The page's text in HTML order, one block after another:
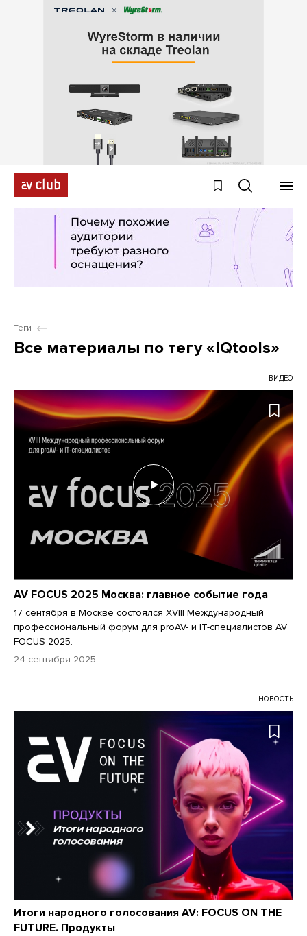
Теги
Все материалы по тегу «IQtools»
ВИДЕО
AV FOCUS 2025 Москва: главное событие года
17 сентября в Москве состоялся XVIII Международный
профессиональный форум для proAV- и IT-специалистов AV
FOCUS 2025.
24 сентября 2025
НОВОСТЬ
Итоги народного голосования AV: FOCUS ON THE
FUTURE. Продукты